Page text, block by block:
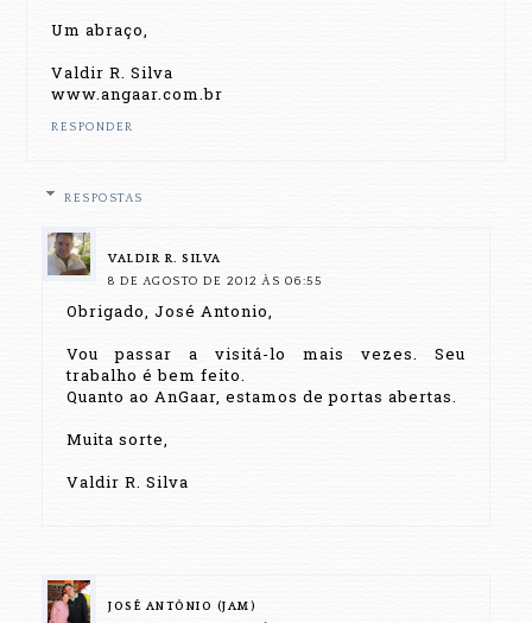
Um abraço,
Valdir R. Silva
www.angaar.com.br
RESPONDER
RESPOSTAS
VALDIR R. SILVA
8 DE AGOSTO DE 2012 ÀS 06:55
Obrigado, José Antonio,
Vou passar a visitá-lo mais vezes. Seu
trabalho é bem feito.
Quanto ao AnGaar, estamos de portas abertas.
Muita sorte,
Valdir R. Silva
JOSÉ ANTÔNIO (JAM)